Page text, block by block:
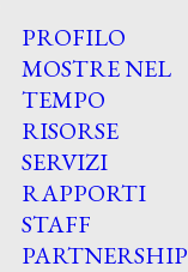
PROFILO
MOSTRE NEL
TEMPO
RISORSE
SERVIZI
RAPPORTI
STAFF
PARTNERSHIP